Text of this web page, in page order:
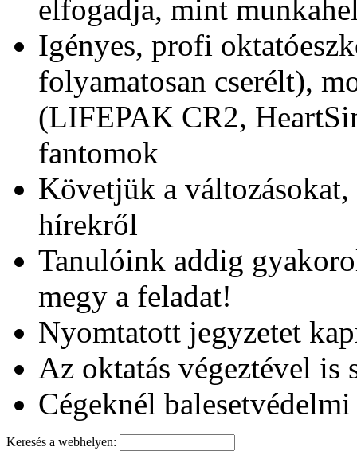
elfogadja, mint
Igényes, profi
folyamatosan cserélt),
(LIFEPAK CR2,
fantomok
Követjük a
hírekről
Tanulóink addig
megy a feladat!
Nyomtatott jegyzetet
Az oktatás végeztével is
Cégeknél
Keresés a webhelyen: